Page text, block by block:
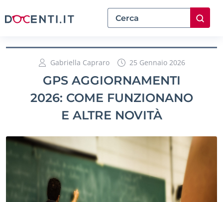
Gabriella Capraro 25 Gennaio 2026
GPS AGGIORNAMENTI
2026: COME FUNZIONANO
E ALTRE NOVITÀ